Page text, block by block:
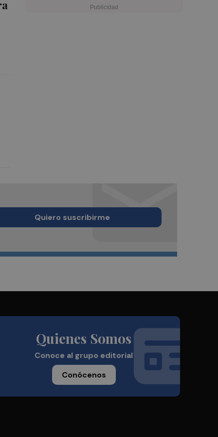
Quiero suscribirme
Quienes Somos
Conoce al grupo editorial
Conócenos